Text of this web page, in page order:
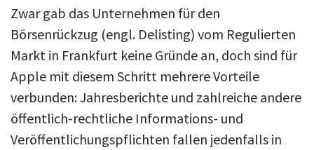
Zwar gab das Unternehmen für den
Börsenrückzug (engl. Delisting) vom Regulierten
Markt in Frankfurt keine Gründe an, doch sind für
Apple mit diesem Schritt mehrere Vorteile
verbunden: Jahresberichte und zahlreiche andere
öffentlich-rechtliche Informations- und
Veröffentlichungspflichten fallen jedenfalls in